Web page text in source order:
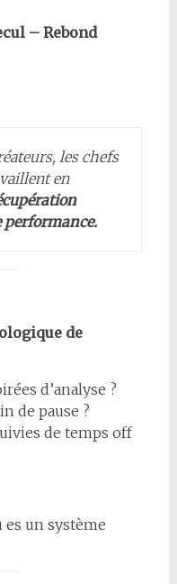
– Rebond
les chefs
en
performance.
de
d’analyse ?
de pause ?
de temps off
es un système